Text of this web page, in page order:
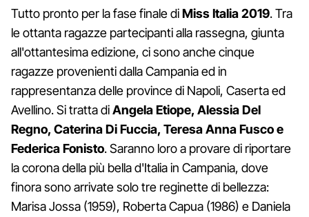
Tutto pronto per la fase finale diMiss Italia 2019. Tra
le ottanta ragazze partecipanti alla rassegna, giunta
all'ottantesima edizione, ci sono anche cinque
ragazze provenienti dalla Campania ed in
rappresentanza delle province di Napoli, Caserta ed
Avellino. Si tratta diAngela Etiope, Alessia Del
Regno, Caterina Di Fuccia, Teresa Anna Fusco e
Federica Fonisto. Saranno loro a provare di riportare
la corona della più bella d'Italia in Campania, dove
finora sono arrivate solo tre reginette di bellezza:
Marisa Jossa (1959), Roberta Capua (1986) e Daniela